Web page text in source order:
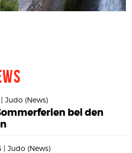
Judo (News)
bei den
| Judo (News)